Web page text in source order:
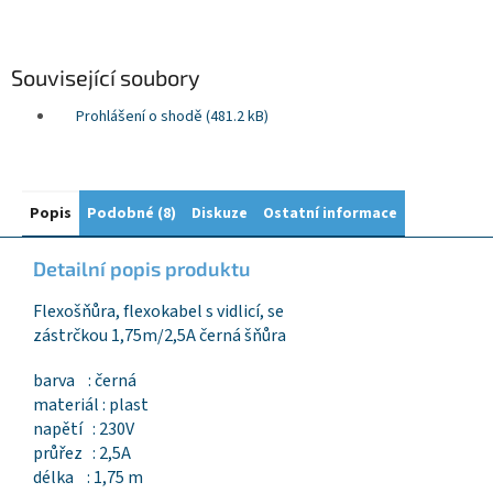
Související soubory
Prohlášení o shodě (481.2 kB)
Popis Podobné (8) Diskuze Ostatní informace
Detailní popis produktu
Flexošňůra, flexokabel s vidlicí, se
zástrčkou 1,75m/2,5A černá šňůra
barva : černá
materiál : plast
napětí : 230V
průřez : 2,5A
délka : 1,75 m